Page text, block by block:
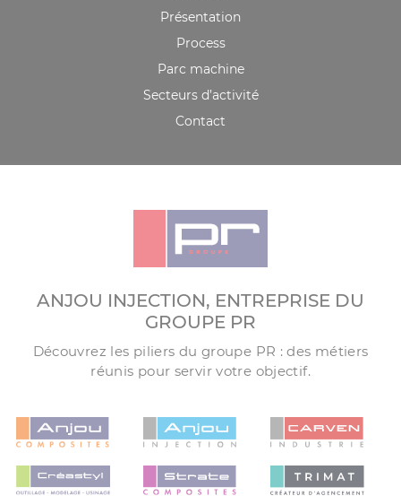
Présentation
Process
Parc machine
Secteurs d’activité
Contact
ANJOU INJECTION, ENTREPRISE DU
GROUPE PR
Découvrez les piliers du groupe PR : des métiers
réunis pour servir votre objectif.